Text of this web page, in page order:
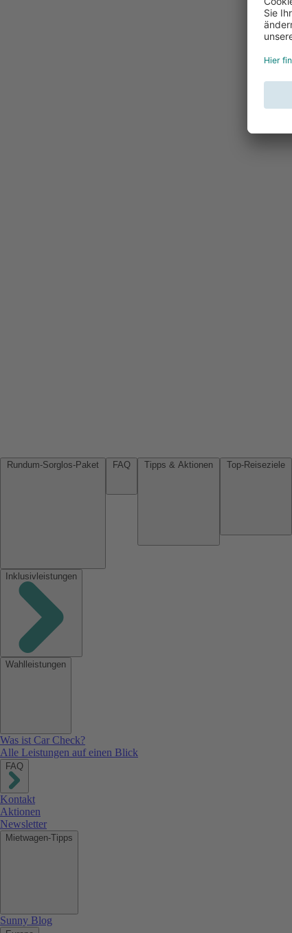
Inklusivleistungen
Wahlleistungen
Was ist Car Check?
Alle Leistungen auf einen Blick
FAQ
Kontakt
Aktionen
Newsletter
Mietwagen-Tipps
Sunny Blog